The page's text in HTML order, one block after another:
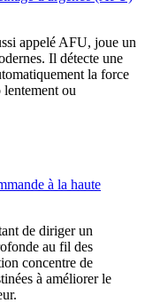
appelé AFU, joue un
Il détecte une
la force
ou
à la haute
de diriger un
au fil des
concentre de
à améliorer le